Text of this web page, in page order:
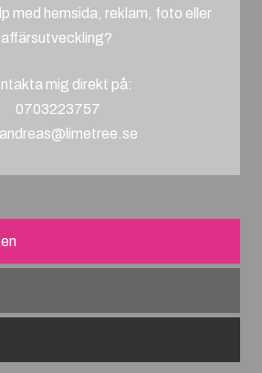
med hemsida, reklam, foto eller
affärsutveckling?
mig direkt på:
0703223757
andreas@limetree.se